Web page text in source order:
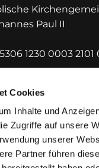
Cookies
Inhalte und
Zugriffe auf unsere
unserer
Partner führen
Paul II
1230 0003 2101